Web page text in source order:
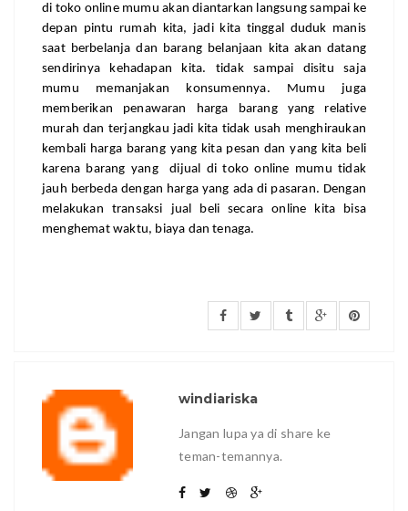
di toko online mumu akan diantarkan langsung sampai ke
depan pintu rumah kita, jadi kita tinggal duduk manis
saat berbelanja dan barang belanjaan kita akan datang
sendirinya kehadapan kita. tidak sampai disitu saja
mumu memanjakan konsumennya. Mumu juga
memberikan penawaran harga barang yang relative
murah dan terjangkau jadi kita tidak usah menghiraukan
kembali harga barang yang kita pesan dan yang kita beli
karena barang yang  dijual di toko online mumu tidak
jauh berbeda dengan harga yang ada di pasaran. Dengan
melakukan transaksi jual beli secara online kita bisa
menghemat waktu, biaya dan tenaga.
windiariska
Jangan lupa ya di share ke
teman-temannya.